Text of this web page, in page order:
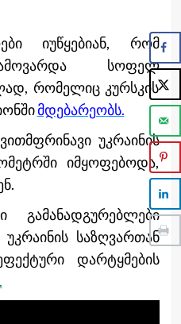
იუწყებიან, რომ
სოფელ
რომელიც კურსკის
მდებარეობს.
უკრაინის
იმყოფებოდა,
საზღვართან
დარტყმების